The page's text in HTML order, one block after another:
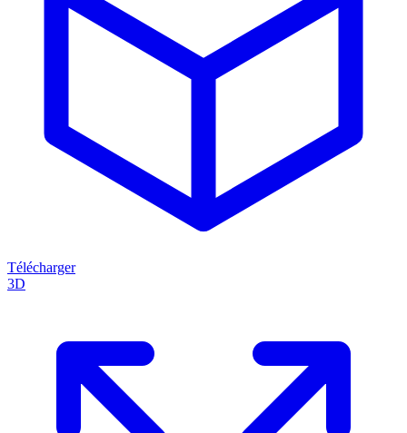
Télécharger
3D